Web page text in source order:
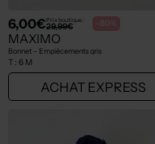
6,00€Prix boutique :
29,99€ -80%
MAXIMO
Bonnet - Empiècements gris
T : 6 M
ACHAT EXPRESS